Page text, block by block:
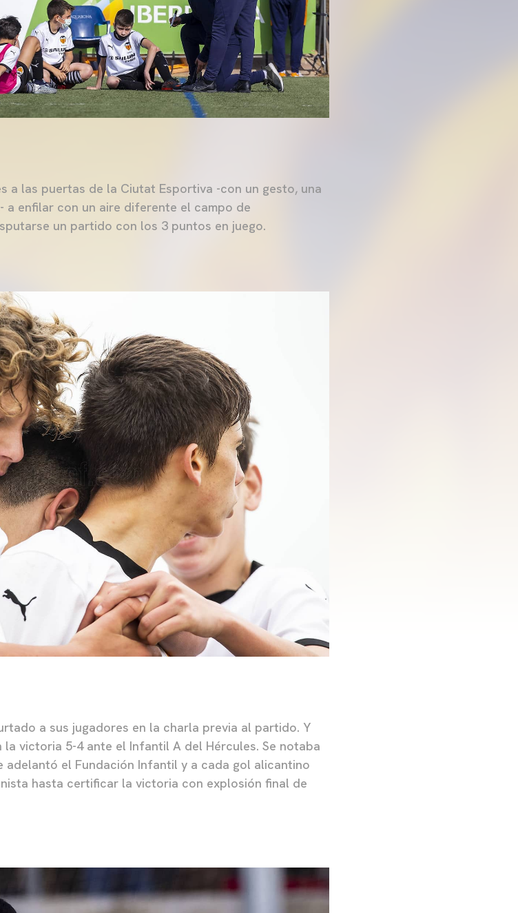
a las puertas de la Ciutat Esportiva -con un gesto, una
a enfilar con un aire diferente el campo de
un partido con los 3 puntos en juego.
a sus jugadores en la charla previa al partido. Y
victoria 5-4 ante el Infantil A del Hércules. Se notaba
adelantó el Fundación Infantil y a cada gol alicantino
hasta certificar la victoria con explosión final de